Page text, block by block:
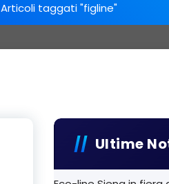
Articoli taggati "figline"
Ultime